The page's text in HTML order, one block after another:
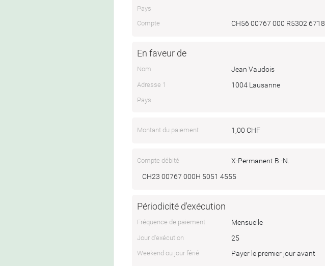
Pays
Compte
CH56 00767 000 R5302 6718
En faveur de
Nom Jean Vaudois
Adresse 1 1004 Lausanne
Pays
Montant du paiement 1,00 CHF
Compte débité
X-Permanent B.-N.
CH23 00767 000H 5051 4555
Périodicité d'exécution
Fréquence de paiement Mensuelle
Jour d'exécution 25
Weekend ou jour férié Payer le premier jour avant